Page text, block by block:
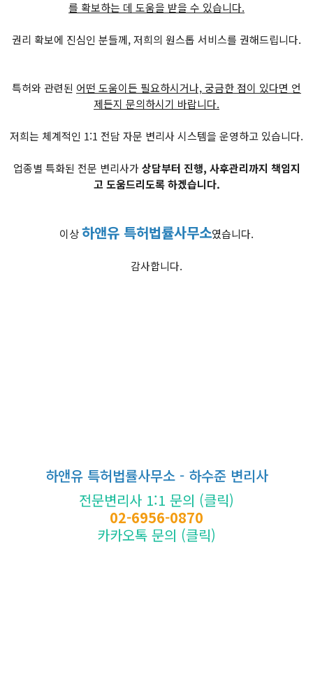
를 확보하는 데 도움을 받을 수 있습니다.
권리 확보에 진심인 분들께, 저희의 원스톱 서비스를 권해드립니다.
특허와 관련된 어떤 도움이든 필요하시거나, 궁금한 점이 있다면 언
제든지 문의하시기 바랍니다.
저희는 체계적인 1:1 전담 자문 변리사 시스템을 운영하고 있습니다.
업종별 특화된 전문 변리사가상담부터 진행, 사후관리까지 책임지
고 도움드리도록 하겠습니다.
이상하앤유 특허법률사무소였습니다.
감사합니다.
하앤유 특허법률사무소 - 하수준 변리사
전문변리사 1:1 문의 (클릭)
02-6956-0870
카카오톡 문의 (클릭)